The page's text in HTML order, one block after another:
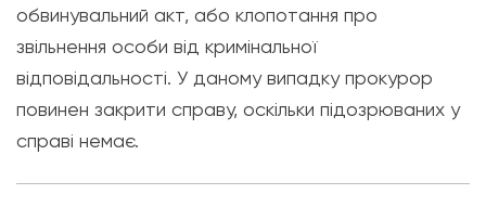
обвинувальний акт, або клопотання про
звільнення особи від кримінальної
відповідальності. У даному випадку прокурор
повинен закрити справу, оскільки підозрюваних у
справі немає.